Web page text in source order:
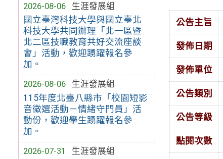
2026-08-06
生涯發展組
國立臺灣科技大學與國立臺北
科技大學共同辦理「北一區暨
北二區技職教育共好交流座談
會」活動，歡迎踴躍報名參
加。
2026-08-06
生涯發展組
115年度北臺八縣市「校園短影
音徵選活動－情緒守門員」活
動份，歡迎學生踴躍報名參
加。
2026-07-31
生涯發展組
公告主旨
發佈日期
發佈單位
公告類別
公告等級
點閱次數